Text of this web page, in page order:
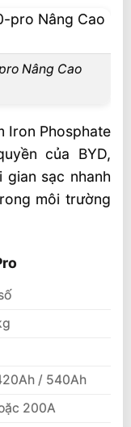
Nâng Cao
Iron Phosphate
của BYD,
sạc nhanh
môi trường
/ 540Ah
200A